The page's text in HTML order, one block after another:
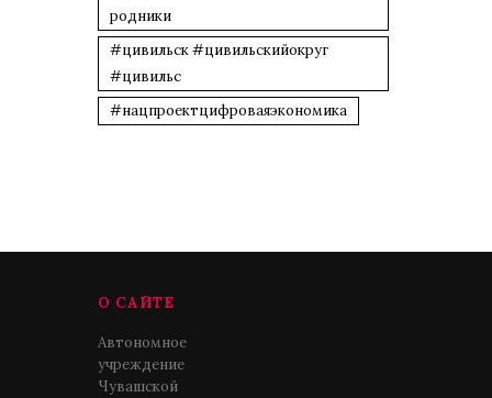
родники
#цивильск #цивильскийокруг
#цивильс
#нацпроектцифроваяэкономика
О САЙТЕ
Автономное
учреждение
Чувашской